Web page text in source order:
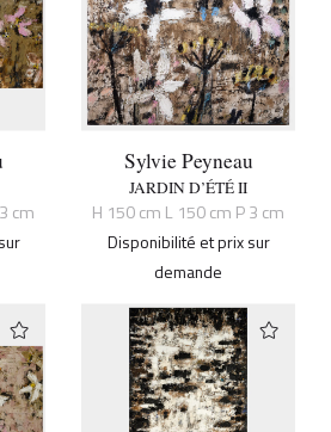
cm
Sylvie Peyneau
JARDIN D’ÉTÉ II
H 150 cm L 150 cm P 3 cm
Disponibilité et prix sur
demande